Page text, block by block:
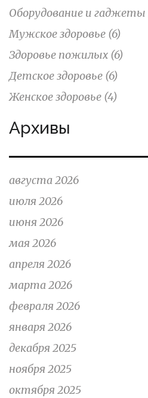
Оборудование и гаджеты
Мужское здоровье (6)
Здоровье пожилых (6)
Детское здоровье (6)
Женское здоровье (4)
Архивы
августа 2026
июля 2026
июня 2026
мая 2026
апреля 2026
марта 2026
февраля 2026
января 2026
декабря 2025
ноября 2025
октября 2025